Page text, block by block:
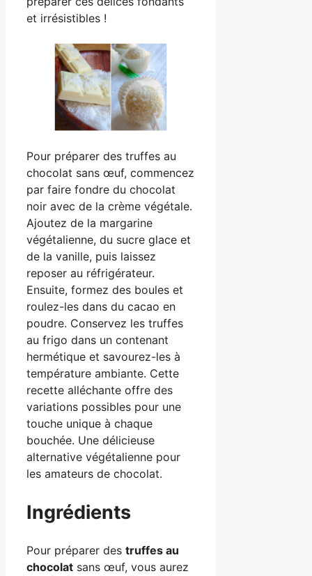
et irrésistibles !
Pour préparer des truffes au
chocolat sans œuf, commencez
par faire fondre du chocolat
noir avec de la crème végétale.
Ajoutez de la margarine
végétalienne, du sucre glace et
de la vanille, puis laissez
reposer au réfrigérateur.
Ensuite, formez des boules et
roulez-les dans du cacao en
poudre. Conservez les truffes
au frigo dans un contenant
hermétique et savourez-les à
température ambiante. Cette
recette alléchante offre des
variations possibles pour une
touche unique à chaque
bouchée. Une délicieuse
alternative végétalienne pour
les amateurs de chocolat.
Ingrédients
Pour préparer des truffes au
chocolat sans œuf, vous aurez